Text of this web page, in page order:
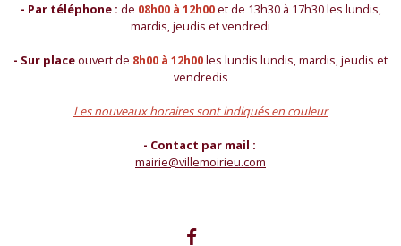
- Par téléphone : de 08h00 à 12h00et de 13h30 à 17h30 les lundis,
mardis, jeudis et vendredi
- Sur placeouvert de 8h00 à 12h00les lundis lundis, mardis, jeudis et
vendredis
Les nouveaux horaires sont indiqués en couleur
- Contact par mail :
mairie@villemoirieu.com